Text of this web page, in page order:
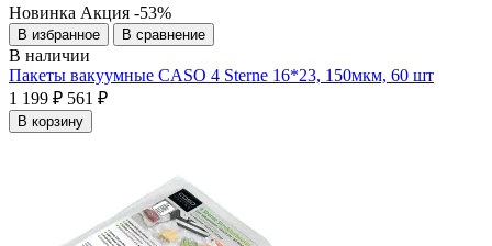
Новинка Акция -53%
В избранное В сравнение
В наличии
Пакеты вакуумные CASO 4 Sterne 16*23, 150мкм, 60 шт
1 199 ₽ 561 ₽
В корзину